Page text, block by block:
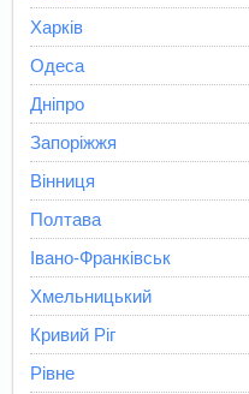
Харків
Одеса
Дніпро
Запоріжжя
Вінниця
Полтава
Івано-Франківськ
Хмельницький
Кривий Ріг
Рівне